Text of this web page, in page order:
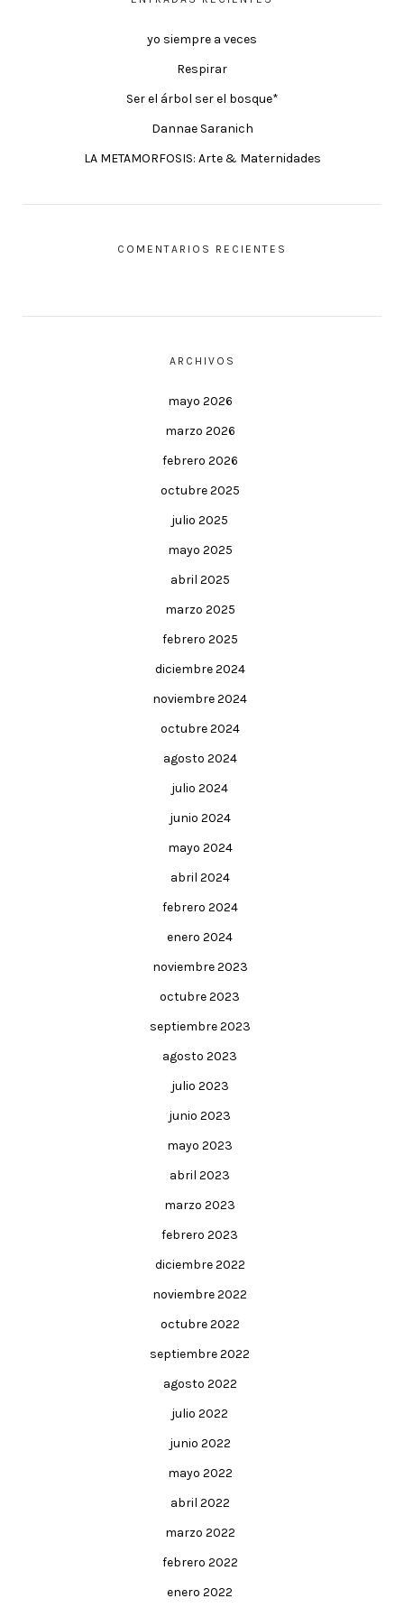
yo siempre a veces
Respirar
Ser el árbol ser el bosque*
Dannae Saranich
LA METAMORFOSIS: Arte & Maternidades
COMENTARIOS RECIENTES
ARCHIVOS
mayo 2026
marzo 2026
febrero 2026
octubre 2025
julio 2025
mayo 2025
abril 2025
marzo 2025
febrero 2025
diciembre 2024
noviembre 2024
octubre 2024
agosto 2024
julio 2024
junio 2024
mayo 2024
abril 2024
febrero 2024
enero 2024
noviembre 2023
octubre 2023
septiembre 2023
agosto 2023
julio 2023
junio 2023
mayo 2023
abril 2023
marzo 2023
febrero 2023
diciembre 2022
noviembre 2022
octubre 2022
septiembre 2022
agosto 2022
julio 2022
junio 2022
mayo 2022
abril 2022
marzo 2022
febrero 2022
enero 2022